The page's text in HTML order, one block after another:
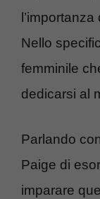
Nello
femminile
dedicarsi al
Parlando
Paige di
imparare